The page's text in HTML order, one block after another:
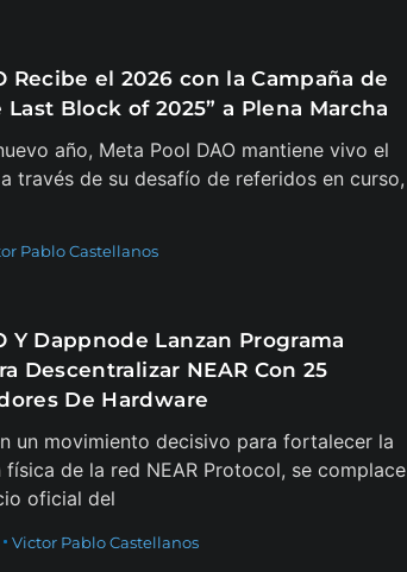
Recibe el 2026 con la Campaña de
Last Block of 2025” a Plena Marcha
año, Meta Pool DAO mantiene vivo el
través de su desafío de referidos en curso,
Pablo Castellanos
Y Dappnode Lanzan Programa
Descentralizar NEAR Con 25
De Hardware
un movimiento decisivo para fortalecer la
de la red NEAR Protocol, se complace
oficial del
Victor Pablo Castellanos